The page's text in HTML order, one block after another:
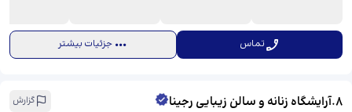
تماس جزئیات بیشتر
8
.آرایشگاه زنانه و سالن زیبایی رجینا
گزارش